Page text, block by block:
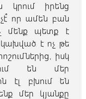
կրում իրենց
որ ամեն բան
մենք պետք է
է ոչ թե
իսկ
են մեր
էլ բխում են
մեր կյանքը